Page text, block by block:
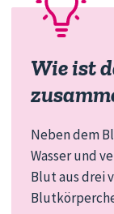
Wie ist
Neben dem
Wasser und
Blut aus drei